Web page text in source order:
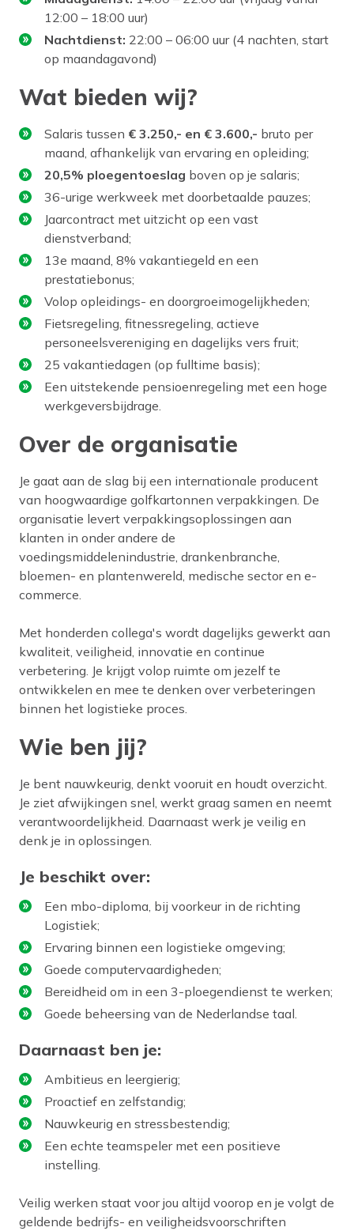
12:00 – 18:00 uur)
Nachtdienst: 22:00 – 06:00 uur (4 nachten, start
op maandagavond)
Wat bieden wij?
Salaris tussen € 3.250,- en € 3.600,- bruto per
maand, afhankelijk van ervaring en opleiding;
20,5% ploegentoeslag boven op je salaris;
36-urige werkweek met doorbetaalde pauzes;
Jaarcontract met uitzicht op een vast
dienstverband;
13e maand, 8% vakantiegeld en een
prestatiebonus;
Volop opleidings- en doorgroeimogelijkheden;
Fietsregeling, fitnessregeling, actieve
personeelsvereniging en dagelijks vers fruit;
25 vakantiedagen (op fulltime basis);
Een uitstekende pensioenregeling met een hoge
werkgeversbijdrage.
Over de organisatie
Je gaat aan de slag bij een internationale producent
van hoogwaardige golfkartonnen verpakkingen. De
organisatie levert verpakkingsoplossingen aan
klanten in onder andere de
voedingsmiddelenindustrie, drankenbranche,
bloemen- en plantenwereld, medische sector en e-
commerce.
Met honderden collega's wordt dagelijks gewerkt aan
kwaliteit, veiligheid, innovatie en continue
verbetering. Je krijgt volop ruimte om jezelf te
ontwikkelen en mee te denken over verbeteringen
binnen het logistieke proces.
Wie ben jij?
Je bent nauwkeurig, denkt vooruit en houdt overzicht.
Je ziet afwijkingen snel, werkt graag samen en neemt
verantwoordelijkheid. Daarnaast werk je veilig en
denk je in oplossingen.
Je beschikt over:
Een mbo-diploma, bij voorkeur in de richting
Logistiek;
Ervaring binnen een logistieke omgeving;
Goede computervaardigheden;
Bereidheid om in een 3-ploegendienst te werken;
Goede beheersing van de Nederlandse taal.
Daarnaast ben je:
Ambitieus en leergierig;
Proactief en zelfstandig;
Nauwkeurig en stressbestendig;
Een echte teamspeler met een positieve
instelling.
Veilig werken staat voor jou altijd voorop en je volgt de
geldende bedrijfs- en veiligheidsvoorschriften